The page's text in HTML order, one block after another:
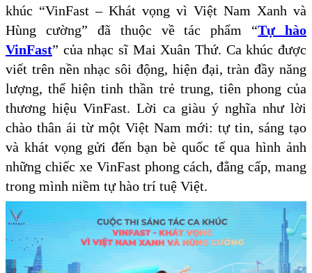
khúc “VinFast – Khát vọng vì Việt Nam Xanh và
Hùng cường” đã thuộc về tác phẩm “Tự hào
VinFast” của nhạc sĩ Mai Xuân Thứ. Ca khúc được
viết trên nền nhạc sôi động, hiện đại, tràn đầy năng
lượng, thể hiện tinh thần trẻ trung, tiên phong của
thương hiệu VinFast. Lời ca giàu ý nghĩa như lời
chào thân ái từ một Việt Nam mới: tự tin, sáng tạo
và khát vọng gửi đến bạn bè quốc tế qua hình ảnh
những chiếc xe VinFast phong cách, đẳng cấp, mang
trong mình niềm tự hào trí tuệ Việt.